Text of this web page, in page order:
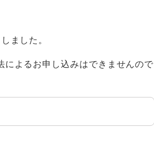
ました。
によるお申し込みはできませんので